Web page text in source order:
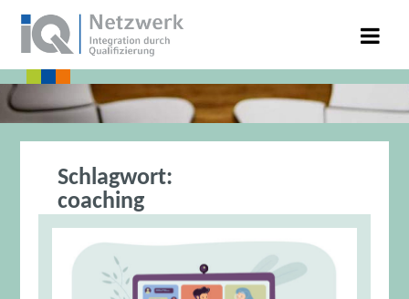
Schlagwort:
coaching